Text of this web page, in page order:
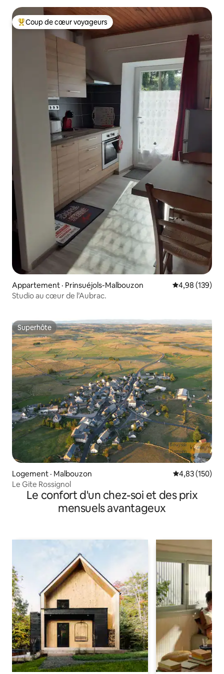
Coup de cœur voyageurs parmi les plus aimés
Coup de cœur voyageurs
Appartement · Prinsuéjols-Malbouzon Note
4,98 (139)
Studio au cœur de l’Aubrac.
Superhôte
Superhôte
Logement · Malbouzon Note
4,83 (150)
Le Gite Rossignol
Le confort d'un chez-soi et des prix
mensuels avantageux